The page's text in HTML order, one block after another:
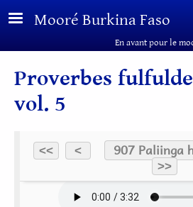
Aller au contenu principal
Mooré Burkina Faso
En avant pour le
Proverbes
vol. 5